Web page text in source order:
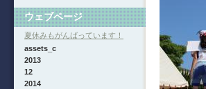
ウェブページ
夏休みもがんばっています！
assets_c
2013
12
2014